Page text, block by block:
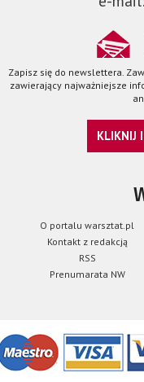
Zapisz się do newslettera.
zawierający najważniejsze
KLIKNIJ
O portalu warsztat.pl
Kontakt z redakcją
RSS
Prenumarata NW